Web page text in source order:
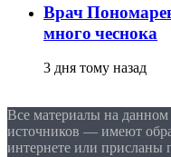
Врач
много чеснока
3 дня тому назад
Все материалы на данном
источников — имеют
интернете или присланы